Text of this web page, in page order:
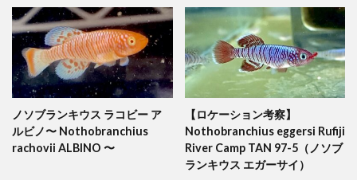
ノソブランキウス ラコビー ア
ルビノ〜 Nothobranchius
rachovii ALBINO 〜
【ロケーション考察】
Nothobranchius eggersi Rufiji
River Camp TAN 97-5（ノソブ
ランキウス エガーサイ）